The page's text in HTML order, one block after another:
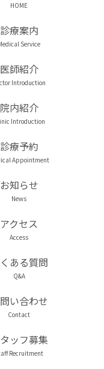
診療案内
医師紹介
院内紹介
診療予約
お知らせ
アクセス
ある質問
い合わせ
ッフ募集